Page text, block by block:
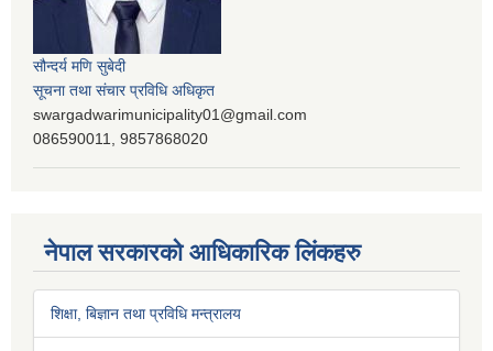
सौन्दर्य मणि सुबेदी
सूचना तथा संचार प्रविधि अधिकृत
swargadwarimunicipality01@gmail.com
086590011, 9857868020
नेपाल सरकारको आधिकारिक लिंकहरु
शिक्षा, बिज्ञान तथा प्रविधि मन्त्रालय